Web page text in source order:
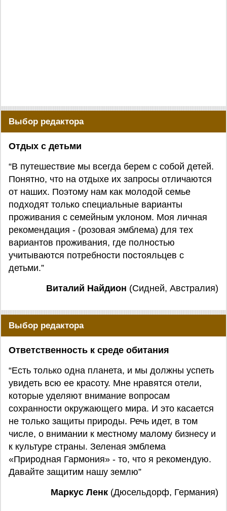
Выбор редактора
Отдых с детьми
“В путешествие мы всегда берем с собой детей.
Понятно, что на отдыхе их запросы отличаются
от наших. Поэтому нам как молодой семье
подходят только специальные варианты
проживания с семейным уклоном. Моя личная
рекомендация - (розовая эмблема) для тех
вариантов проживания, где полностью
учитываются потребности постояльцев с
детьми.”
Виталий Найдион (Сидней, Австралия)
Выбор редактора
Ответственность к среде обитания
“Есть только одна планета, и мы должны успеть
увидеть всю ее красоту. Мне нравятся отели,
которые уделяют внимание вопросам
сохранности окружающего мира. И это касается
не только защиты природы. Речь идет, в том
числе, о внимании к местному малому бизнесу и
к культуре страны. Зеленая эмблема
«Природная Гармония» - то, что я рекомендую.
Давайте защитим нашу землю”
Маркус Ленк (Дюсельдорф, Германия)